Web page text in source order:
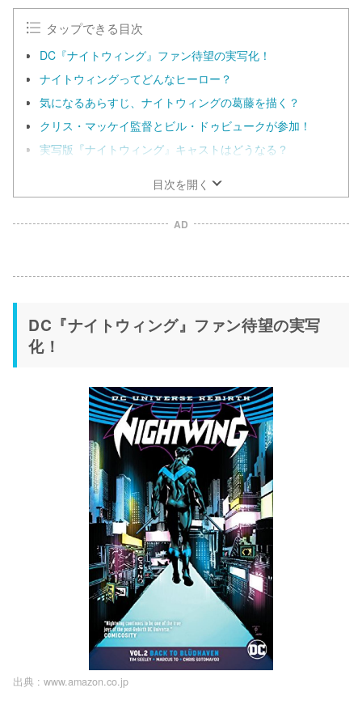
タップできる目次
DC『ナイトウィング』ファン待望の実写化！
ナイトウィングってどんなヒーロー？
気になるあらすじ、ナイトウィングの葛藤を描く？
クリス・マッケイ監督とビル・ドゥビュークが参加！
実写版『ナイトウィング』キャストはどうなる？
目次を開く
AD
DC『ナイトウィング』ファン待望の実写
化！
出典 : www.amazon.co.jp